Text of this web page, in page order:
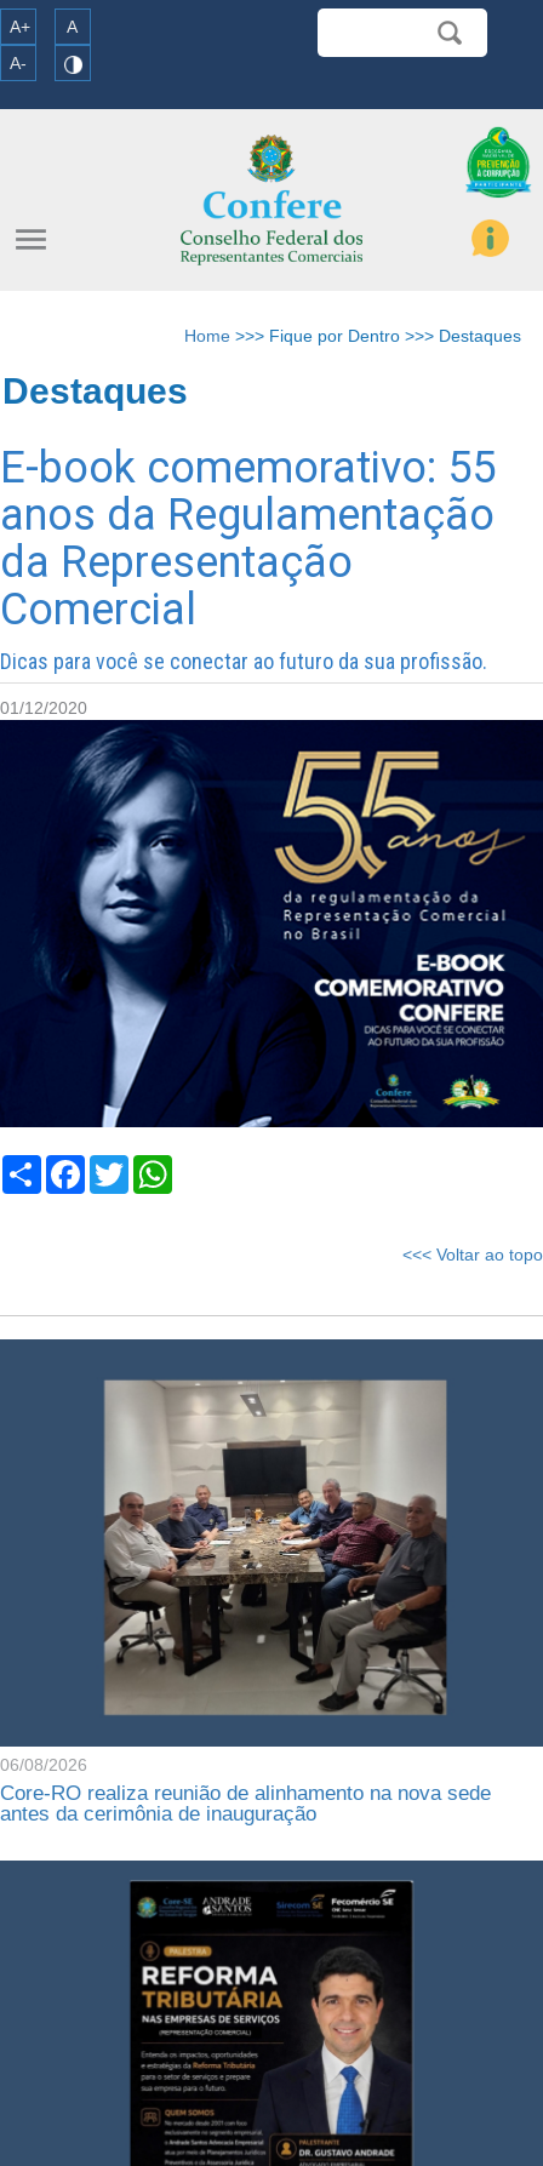
A+
A
A-
menu
Home >>> Fique por Dentro >>> Destaques
Destaques
E-book comemorativo: 55
anos da Regulamentação
da Representação
Comercial
Dicas para você se conectar ao futuro da sua profissão.
01/12/2020
Compartilhar
Facebook
Twitter
<<< Voltar ao topo
06/08/2026
Core-RO realiza reunião de alinhamento na nova sede
antes da cerimônia de inauguração